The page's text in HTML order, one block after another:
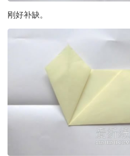
刚好补缺。